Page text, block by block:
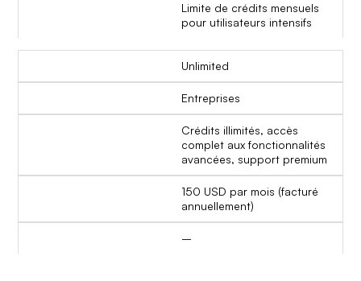
Limite de crédits mensuels
pour utilisateurs intensifs
Unlimited
Entreprises
Crédits illimités, accès
complet aux fonctionnalités
avancées, support premium
150 USD par mois (facturé
annuellement)
–